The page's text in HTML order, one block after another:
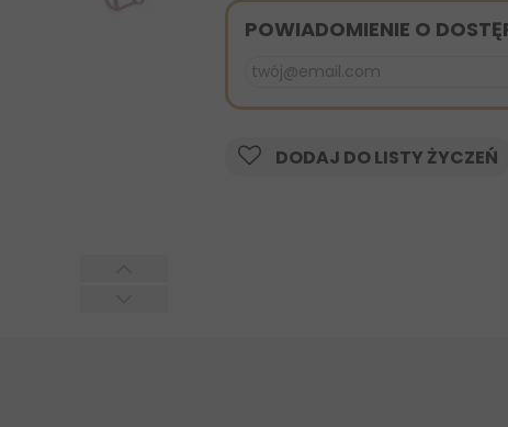
POWIADOMIENIE O
DODAJ DO LISTY ŻYCZEŃ